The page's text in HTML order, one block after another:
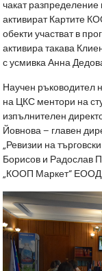
чакат разпределение
активират Картите
обекти участват в
активира такава
с усмивка Анна
Научен ръководител
на ЦКС ментори на
изпълнителен
Йовнова – главен
„Ревизии на
Борисов и Радослав
„КООП Маркет“ ЕООД.